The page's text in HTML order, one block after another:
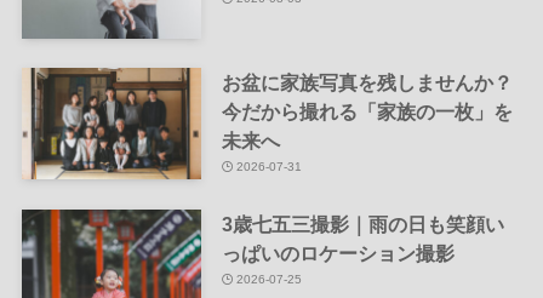
お盆に家族写真を残しませんか？
今だから撮れる「家族の一枚」を
未来へ
2026-07-31
3歳七五三撮影｜雨の日も笑顔い
っぱいのロケーション撮影
2026-07-25